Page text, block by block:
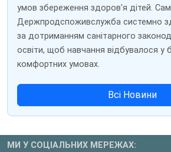
умов збереження здоров'я дітей.
Держпродспоживслужба системно
за дотриманням санітарного
освіти, щоб навчання відбувалося у
комфортних умовах.
Всі Новини
МИ У СОЦІАЛЬНИХ МЕРЕЖАХ: